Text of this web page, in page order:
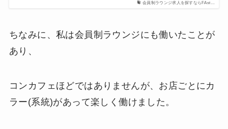
会員制ラウンジ求人を探すならFAst…
ちなみに、私は会員制ラウンジにも働いたことが
あり、
コンカフェほどではありませんが、お店ごとにカ
ラー(系統)があって楽しく働けました。